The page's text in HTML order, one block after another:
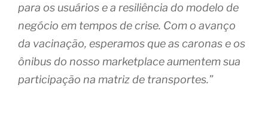
para os usuários e a resiliência do modelo de
negócio em tempos de crise. Com o avanço
da vacinação, esperamos que as caronas e os
ônibus do nosso marketplace aumentem sua
participação na matriz de transportes.”